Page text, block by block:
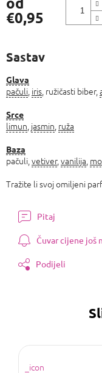
€0,95
Sastav
Glava
pačuli iris , ružičasti biber,
Srce
limun jasmin ruža
Baza
pačuli, vetiver, vanilija
Tražite li svoj omiljeni
Pitaj
Čuvar cijene još
Podijeli